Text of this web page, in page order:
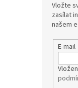
Vložte
zasílat
našem
E-mail